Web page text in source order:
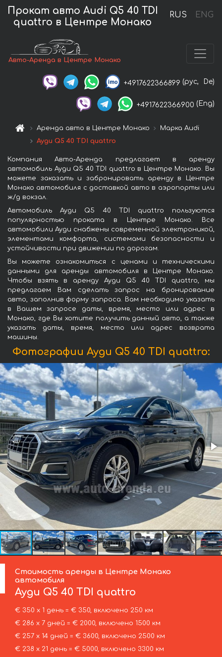
RUS ENG
Прокат авто Audi Q5 40 TDI
quattro в Центре Монако
Авто-Аренда в Центре Монако
+4917622366899 (рус, De)
+4917622366900 (Eng)
Аренда авто в Центре Монако
Марка Audi
Ауди Q5 40 TDI quattro
Компания Авто-Аренда предлагает в аренду
автомобиль Ауди Q5 40 TDI quattro в Центре Монако. Вы
можете заказать и забронировать аренду в Центре
Монако автомобиля с доставкой авто в аэропорты или
ж/д вокзал.
Автомобиль Ауди Q5 40 TDI quattro пользуются
популярностью проката в Центре Монако. Все
автомобили Ауди снабжены современной электроникой,
элементами комфорта, системами безопасности и
устойчивости при движении по дорогам.
Вы можете ознакомиться с ценами и техническими
данными для аренды автомобиля в Центре Монако.
Чтобы взять в аренду Ауди Q5 40 TDI quattro, мы
предлагаем Вам сделать запрос на бронирование
авто, заполнив форму запроса. Вам необходимо указать
в Вашем запросе даты, время, место или адрес в
Монако, где Вы хотите получить данный авто, а также
указать даты, время, место или адрес возврата
машины.
Фотографии Ауди Q5 40 TDI quattro:
Стоимость аренды в Центре Монако
автомобиля
Ауди Q5 40 TDI quattro
€ 350 х 1 день = € 350, включено 250 км
€ 286 х 7 дней = € 2000, включено 1500 км
€ 257 х 14 дней = € 3600, включено 2500 км
€ 238 х 21 день = € 5000, включено 3300 км